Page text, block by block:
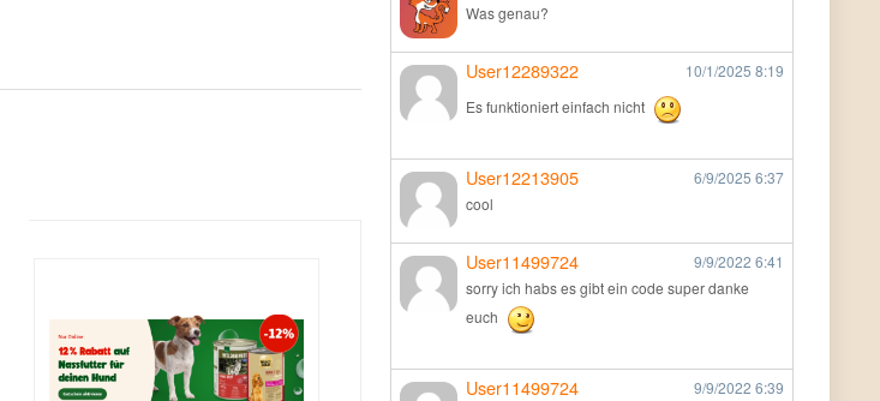
Was genau?
User12289322 10/1/2025 8:19
Es funktioniert einfach nicht
User12213905 6/9/2025 6:37
cool
User11499724 9/9/2022 6:41
sorry ich habs es gibt ein code super danke
euch
User11499724 9/9/2022 6:39